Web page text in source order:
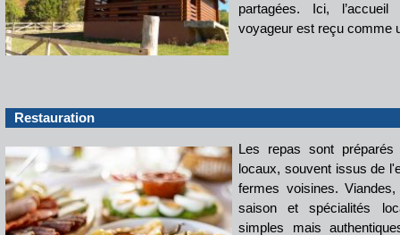
partagées. Ici,
voyageur est reçu comme
Restauration
Les repas sont
locaux, souvent issus de
fermes voisines.
saison et spécialités
simples mais